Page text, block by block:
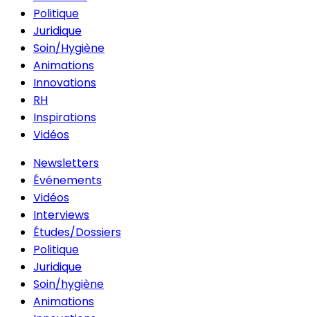
Politique
Juridique
Soin/Hygiène
Animations
Innovations
RH
Inspirations
Vidéos
Newsletters
Événements
Vidéos
Interviews
Études/Dossiers
Politique
Juridique
Soin/hygiène
Animations